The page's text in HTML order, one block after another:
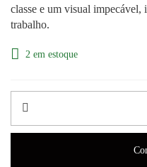
classe e um visual impecável,
trabalho.
2 em estoque